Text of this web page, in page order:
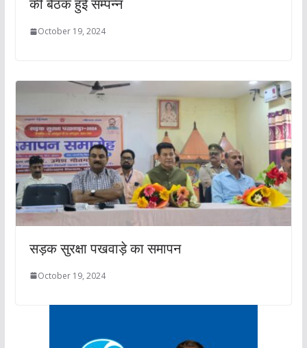
की बैठक हुई सम्पन्न
October 19, 2024
सड़क सुरक्षा पखवाड़े का समापन
October 19, 2024